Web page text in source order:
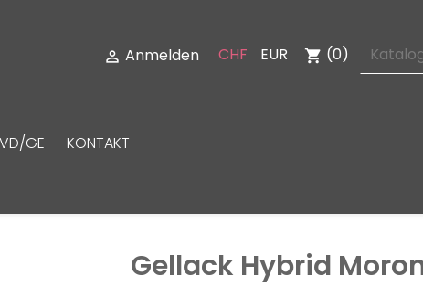
 Anmelden CHF EUR shopping_cart (0)
GE KONTAKT
Gellack Hybrid